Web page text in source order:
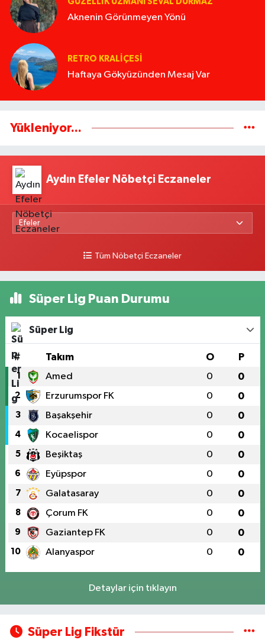
Aknenin Görünmeyen Yönü
RETRO KRALIÇESI
Haftaya Gökyüzünden Mesaj Var
Yükleniyor...
Aydın Efeler Nöbetçi Eczaneler
Tüm Nöbetçi Eczaneler
Süper Lig Puan Durumu
Süper Lig
# Takım O P
1 Amed 0 0
2 Erzurumspor FK 0 0
3 Başakşehir 0 0
4 Kocaelispor 0 0
5 Beşiktaş 0 0
6 Eyüpspor 0 0
7 Galatasaray 0 0
8 Çorum FK 0 0
9 Gaziantep FK 0 0
10 Alanyaspor 0 0
Detaylar için tıklayın
Süper Lig Fikstür